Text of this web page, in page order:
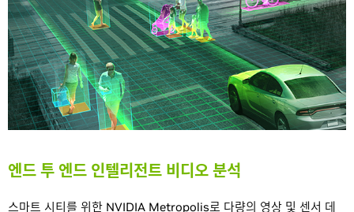
엔드 투 엔드 인텔리전트 비디오 분석
스마트 시티를 위한 NVIDIA Metropolis로 다량의 영상 및 센서 데